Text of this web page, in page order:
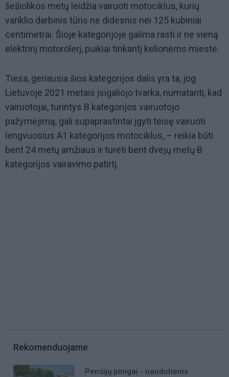
šešiolikos metų leidžia vairuoti motociklus, kurių
variklio darbinis tūris ne didesnis nei 125 kubiniai
centimetrai. Šioje kategorijoje galima rasti ir ne vieną
elektrinį motorolerį, puikiai tinkantį kelionėms mieste.
Tiesa, geriausia šios kategorijos dalis yra ta, jog
Lietuvoje 2021 metais įsigaliojo tvarka, numatanti, kad
vairuotojai, turintys B kategorijos vairuotojo
pažymėjimą, gali supaprastintai įgyti teisę vairuoti
lengvuosius A1 kategorijos motociklus, – reikia būti
bent 24 metų amžiaus ir turėti bent dvejų metų B
kategorijos vairavimo patirtį.
Rekomenduojame
Pensijų pinigai - naudotiems